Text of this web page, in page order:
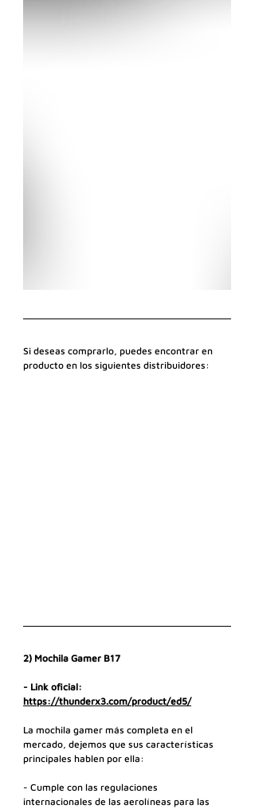
Si deseas comprarlo, puedes encontrar en
producto en los siguientes distribuidores:
2) Mochila Gamer B17
- Link oficial:
https://thunderx3.com/product/ed5/
La mochila gamer más completa en el
mercado, dejemos que sus características
principales hablen por ella:
- Cumple con las regulaciones
internacionales de las aerolíneas para las